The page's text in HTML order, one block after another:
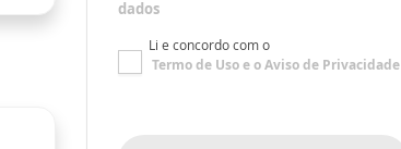
dados
Li e concordo com o
Termo de Usoe oAviso de Privacidade